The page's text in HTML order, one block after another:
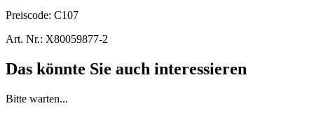
Preiscode: C107
Art. Nr.: X80059877-2
Das könnte Sie auch interessieren
Bitte warten...